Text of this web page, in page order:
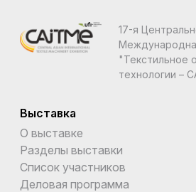
17-я
"Текстильное
технологии –
Выставка
О выставке
Разделы выставки
Список участников
Деловая программа